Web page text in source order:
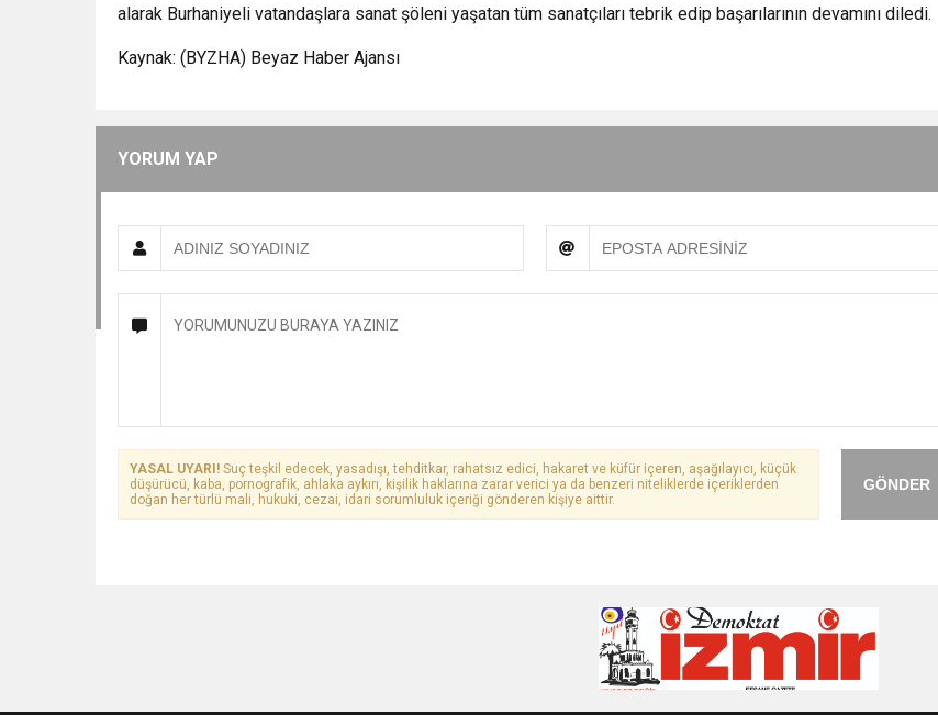
alarak Burhaniyeli vatandaşlara sanat şöleni yaşatan tüm sanatçıları tebrik edip başarılarının devamını diledi.
Kaynak: (BYZHA) Beyaz Haber Ajansı
YORUM YAP
GÖNDER
YASAL UYARI! Suç teşkil edecek, yasadışı, tehditkar, rahatsız edici, hakaret ve küfür içeren, aşağılayıcı, küçük
düşürücü, kaba, pornografik, ahlaka aykırı, kişilik haklarına zarar verici ya da benzeri niteliklerde içeriklerden
doğan her türlü mali, hukuki, cezai, idari sorumluluk içeriği gönderen kişiye aittir.